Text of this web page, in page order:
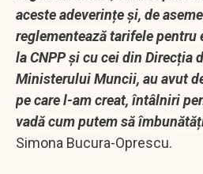
aceste adeverințe și, de
reglementează tarifele pentru
la CNPP și cu cei din Direcția
Ministerului Muncii, au avut
pe care l-am creat, întâlniri
vadă cum putem să
Simona Bucura-Oprescu.